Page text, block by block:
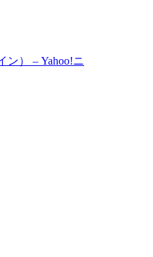
） – Yahoo!ニ